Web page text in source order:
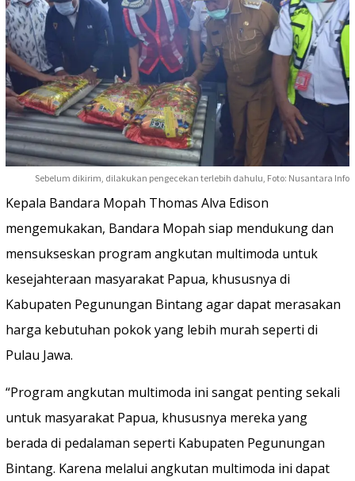
Sebelum dikirim, dilakukan pengecekan terlebih dahulu, Foto: Nusantara Info
Kepala Bandara Mopah Thomas Alva Edison
mengemukakan, Bandara Mopah siap mendukung dan
mensukseskan program angkutan multimoda untuk
kesejahteraan masyarakat Papua, khususnya di
Kabupaten Pegunungan Bintang agar dapat merasakan
harga kebutuhan pokok yang lebih murah seperti di
Pulau Jawa.
“Program angkutan multimoda ini sangat penting sekali
untuk masyarakat Papua, khususnya mereka yang
berada di pedalaman seperti Kabupaten Pegunungan
Bintang. Karena melalui angkutan multimoda ini dapat